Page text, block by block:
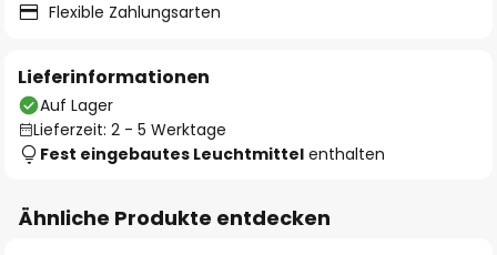
Flexible Zahlungsarten
Lieferinformationen
Auf Lager
Lieferzeit: 2 - 5 Werktage
Fest eingebautes Leuchtmittel enthalten
Ähnliche Produkte entdecken